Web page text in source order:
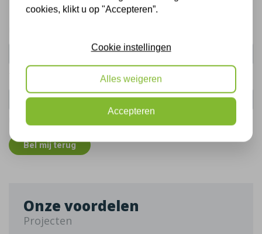
De gegevens die u hier verstrekt vallen onder ons
Bel mij terug
Onze voordelen
Projecten
cookies, klikt u op "Accepteren”.
Cookie instellingen
Alles weigeren
Accepteren